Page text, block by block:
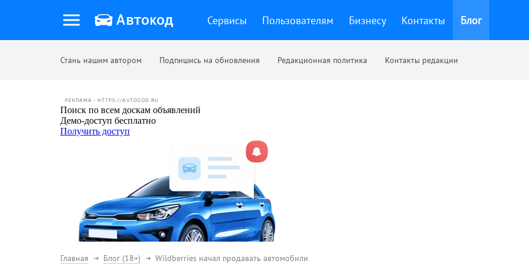
Сервисы Пользователям Бизнесу Контакты Блог
Стань нашим автором Подпишись на обновления Редакционная политика Контакты редакции
РЕКЛАМА • HTTPS://AVTOCOD.RU
Главная Блог (18+) Wildberries начал продавать автомобили